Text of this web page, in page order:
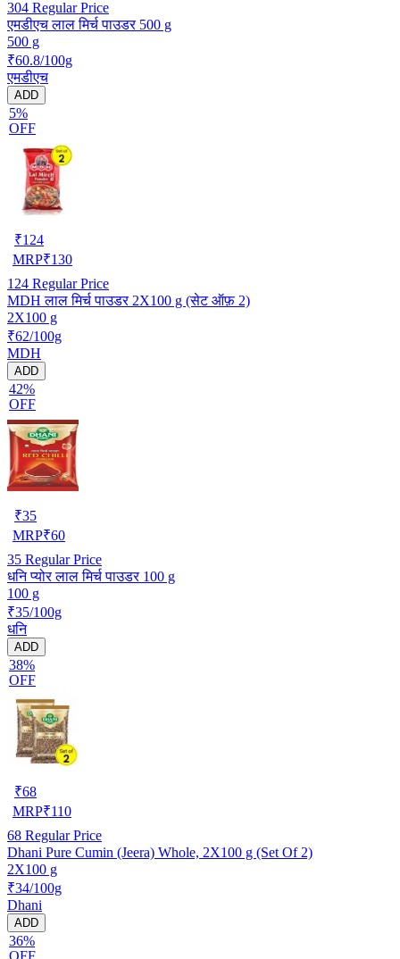
304 Regular Price
एमडीएच लाल मिर्च पाउडर 500 g
500 g
₹60.8/100g
एमडीएच
ADD
5%
OFF
₹124
MRP₹130
124 Regular Price
MDH लाल मिर्च पाउडर 2X100 g (सेट ऑफ़ 2)
2X100 g
₹62/100g
MDH
ADD
42%
OFF
₹35
MRP₹60
35 Regular Price
धनि प्योर लाल मिर्च पाउडर 100 g
100 g
₹35/100g
धनि
ADD
38%
OFF
₹68
MRP₹110
68 Regular Price
Dhani Pure Cumin (Jeera) Whole, 2X100 g (Set Of 2)
2X100 g
₹34/100g
Dhani
ADD
36%
OFF